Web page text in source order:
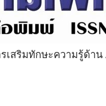
สริมทักษะความรู้ด้าน